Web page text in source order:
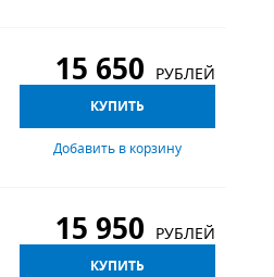
15 650 РУБЛЕЙ
КУПИТЬ
Добавить в корзину
15 950 РУБЛЕЙ
КУПИТЬ